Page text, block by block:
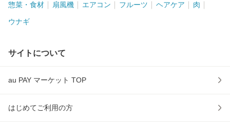
惣菜・食材 扇風機 エアコン フルーツ ヘアケア 肉
ウナギ
サイトについて
au PAY マーケット TOP
はじめてご利用の方